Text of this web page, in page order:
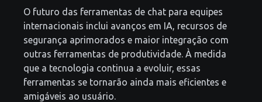
O futuro das ferramentas de chat para equipes
internacionais inclui avanços em IA, recursos de
segurança aprimorados e maior integração com
outras ferramentas de produtividade. À medida
que a tecnologia continua a evoluir, essas
ferramentas se tornarão ainda mais eficientes e
amigáveis ao usuário.